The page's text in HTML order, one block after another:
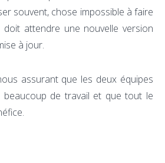
souvent, chose impossible à faire
attendre une nouvelle version
à jour.
assurant que les deux équipes
beaucoup de travail et que tout le